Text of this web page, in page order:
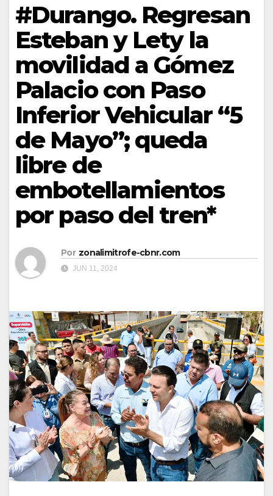
#Durango. Regresan
Esteban y Lety la
movilidad a Gómez
Palacio con Paso
Inferior Vehicular “5
de Mayo”; queda
libre de
embotellamientos
por paso del tren*
Por zonalimitrofe-cbnr.com
JUN 11, 2024